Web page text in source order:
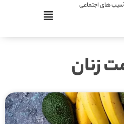
آسیب های اجتماعی
زنان